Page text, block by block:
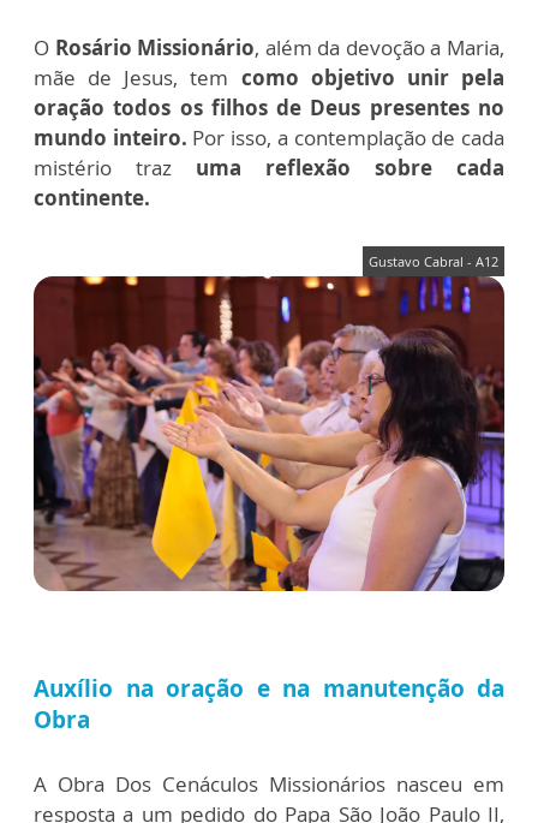
O Rosário Missionário, além da devoção a Maria,
mãe de Jesus, tem como objetivo unir pela
oração todos os filhos de Deus presentes no
mundo inteiro. Por isso, a contemplação de cada
mistério traz uma reflexão sobre cada
continente.
Gustavo Cabral - A12
Auxílio na oração e na manutenção da
Obra
A Obra Dos Cenáculos Missionários nasceu em
resposta a um pedido do Papa São João Paulo II,